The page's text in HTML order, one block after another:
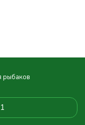
рыбаков